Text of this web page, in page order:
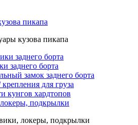
пикапа
кузова пикапа
заднего борта
заднего борта
замок заднего борта
для груза
кунгов хардтопов
подкрылки
локеры, подкрылки